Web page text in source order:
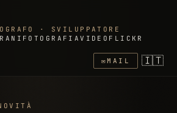
· SVILUPPATORE
FOTOGRAFIAVIDEO FLICKR
✉MAIL 🇮🇹